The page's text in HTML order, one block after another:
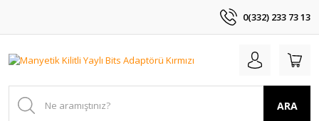
0(332) 233 73 13
ARA